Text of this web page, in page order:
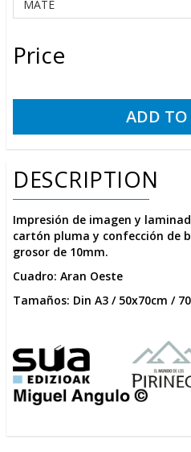
Price
DESCRIPTION
Impresión de imagen y
cartón pluma y confección de
grosor de 10mm.
Cuadro: Aran Oeste
Tamaños: Din A3 / 50x70cm /